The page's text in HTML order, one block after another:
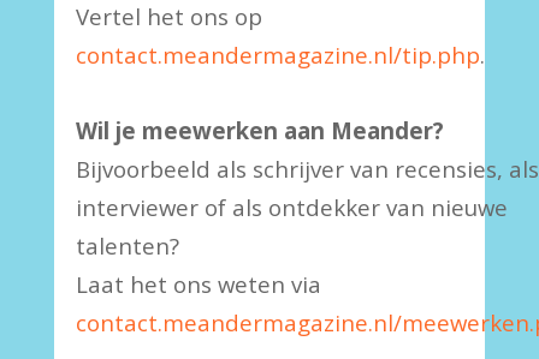
Vertel het ons op
contact.meandermagazine.nl/tip.php.
Wil je meewerken aan Meander?
Bijvoorbeeld als schrijver van recensies, als
interviewer of als ontdekker van nieuwe
talenten?
Laat het ons weten via
contact.meandermagazine.nl/